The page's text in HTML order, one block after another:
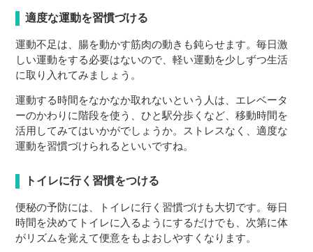
適度な運動を習慣づける
運動不足は、腸を動かす筋肉の動きも鈍らせます。毎日激
しい運動をする必要はないので、軽い運動を少しずつ生活
に取り入れてみましょう。
運動する時間をなかなか取れないという人は、エレベータ
ーのかわりに階段を使う、ひと駅分歩くなど、移動時間を
活用してみてはいかがでしょうか。ストレスなく、適度な
運動を習慣づけられるといいですね。
トイレに行く習慣をつける
便秘の予防には、トイレに行く習慣づけも大切です。毎日
時間を決めてトイレに入るようにするだけでも、次第に体
がリズムを覚えて便意をもよおしやすくなります。